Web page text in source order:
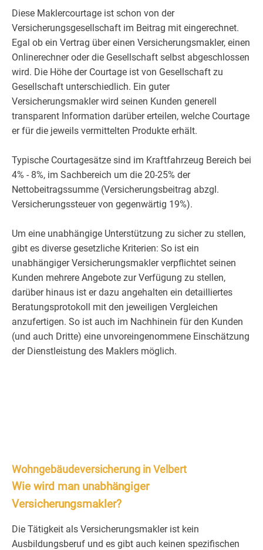
Diese Maklercourtage ist schon von der
Versicherungsgesellschaft im Beitrag mit eingerechnet.
Egal ob ein Vertrag über einen Versicherungsmakler, einen
Onlinerechner oder die Gesellschaft selbst abgeschlossen
wird. Die Höhe der Courtage ist von Gesellschaft zu
Gesellschaft unterschiedlich. Ein guter
Versicherungsmakler wird seinen Kunden generell
transparent Information darüber erteilen, welche Courtage
er für die jeweils vermittelten Produkte erhält.
Typische Courtagesätze sind im Kraftfahrzeug Bereich bei
4% - 8%, im Sachbereich um die 20-25% der
Nettobeitragssumme (Versicherungsbeitrag abzgl.
Versicherungssteuer von gegenwärtig 19%).
Um eine unabhängige Unterstützung zu sicher zu stellen,
gibt es diverse gesetzliche Kriterien: So ist ein
unabhängiger Versicherungsmakler verpflichtet seinen
Kunden mehrere Angebote zur Verfügung zu stellen,
darüber hinaus ist er dazu angehalten ein detailliertes
Beratungsprotokoll mit den jeweiligen Vergleichen
anzufertigen. So ist auch im Nachhinein für den Kunden
(und auch Dritte) eine unvoreingenommene Einschätzung
der Dienstleistung des Maklers möglich.
Wohngebäudeversicherung in Velbert
Wie wird man unabhängiger
Versicherungsmakler?
Die Tätigkeit als Versicherungsmakler ist kein
Ausbildungsberuf und es gibt auch keinen spezifischen